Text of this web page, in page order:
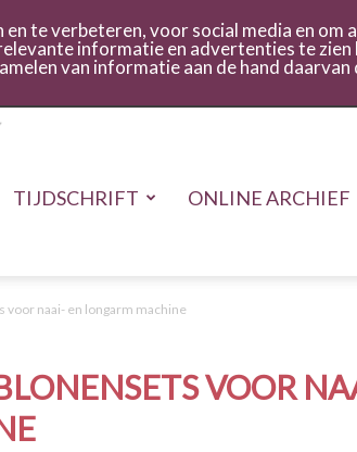
TIJDSCHRIFT ONLINE ARCHIEF
voor naai- en longarm machine
VOOR
te verbeteren, voor social media en
informatie en advertenties te
van informatie aan de hand